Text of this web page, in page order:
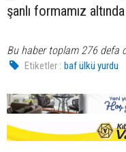
şanlı formamız
Bu haber toplam 276 defa
Etiketler : baf ülkü yurdu